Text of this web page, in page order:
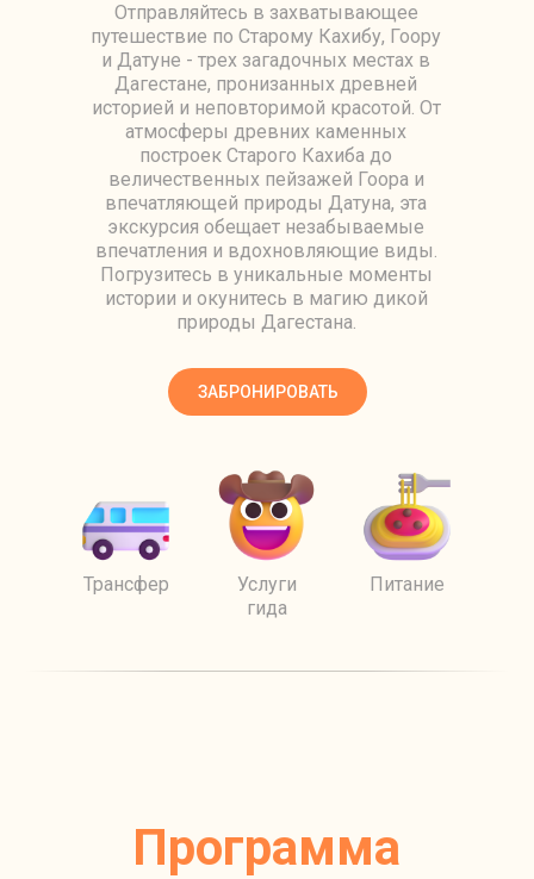
Отправляйтесь в захватывающее
путешествие по Старому Кахибу, Гоору
и Датуне - трех загадочных местах в
Дагестане, пронизанных древней
историей и неповторимой красотой. От
атмосферы древних каменных
построек Старого Кахиба до
величественных пейзажей Гоора и
впечатляющей природы Датуна, эта
экскурсия обещает незабываемые
впечатления и вдохновляющие виды.
Погрузитесь в уникальные моменты
истории и окунитесь в магию дикой
природы Дагестана.
ЗАБРОНИРОВАТЬ
Услуги
гида
Трансфер Питание
Программа